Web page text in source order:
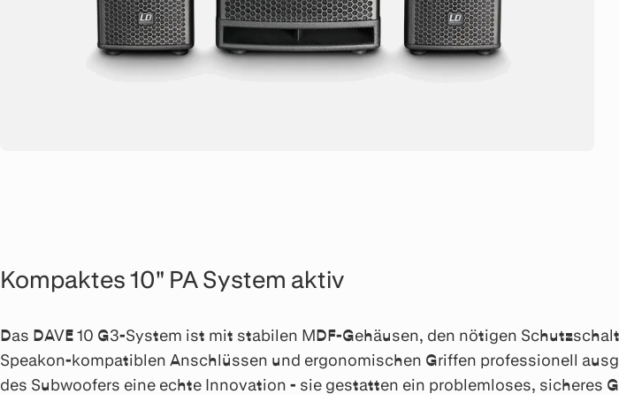
Kompaktes 10" PA System aktiv
Das DAVE 10 G3-System ist mit stabilen MDF-Gehäusen, den nötigen
Speakon-kompatiblen Anschlüssen und ergonomischen Griffen professionell
des Subwoofers eine echte Innovation - sie gestatten ein problemloses, sicheres